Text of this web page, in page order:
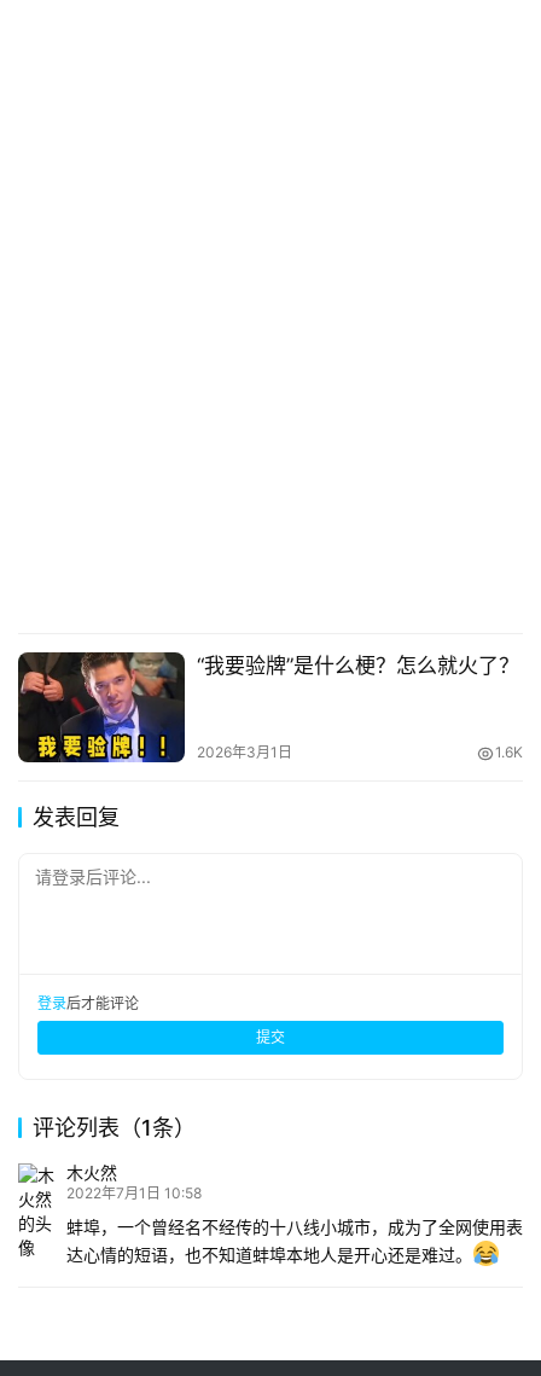
“我要验牌”是什么梗？怎么就火了？
2026年3月1日 1.6K
发表回复
请登录后评论...
登录后才能评论
提交
评论列表（1条）
木火然
2022年7月1日 10:58
蚌埠，一个曾经名不经传的十八线小城市，成为了全网使用表
达心情的短语，也不知道蚌埠本地人是开心还是难过。